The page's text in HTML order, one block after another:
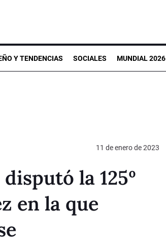
Y TENDENCIAS SOCIALES MUNDIAL 2026
11 de enero de 2023
la 125º
en la que